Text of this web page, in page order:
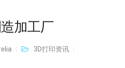
加工厂
3D打印资讯